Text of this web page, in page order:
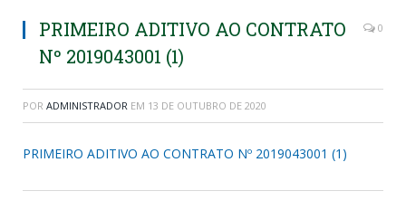
PRIMEIRO ADITIVO AO CONTRATO
Nº 2019043001 (1)
0
POR ADMINISTRADOR EM 13 DE OUTUBRO DE 2020
PRIMEIRO ADITIVO AO CONTRATO Nº 2019043001 (1)